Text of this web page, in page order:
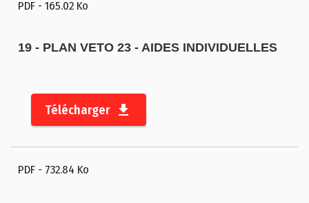
PDF - 165.02 Ko
19 - PLAN VETO 23 - AIDES INDIVIDUELLES
Télécharger
PDF - 732.84 Ko